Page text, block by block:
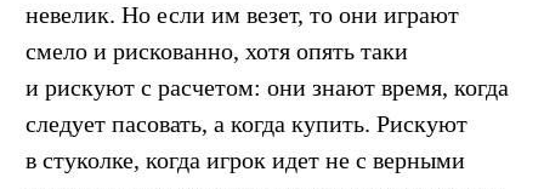
невелик. Но если им везет, то они играют
смело и рискованно, хотя опять таки
и рискуют с расчетом: они знают время, когда
следует пасовать, а когда купить. Рискуют
в стуколке, когда игрок идет не с верными